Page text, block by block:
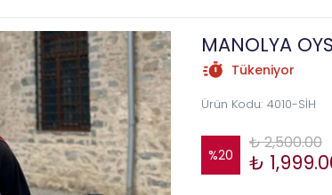
MANOLYA
Tükeniyor
Ürün Kodu: 4010-SİH
%20
₺ 2,500.00
₺